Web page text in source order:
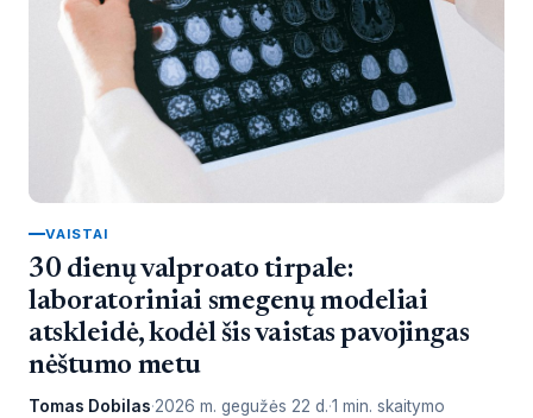
VAISTAI
30 dienų valproato tirpale:
laboratoriniai smegenų modeliai
atskleidė, kodėl šis vaistas pavojingas
nėštumo metu
Tomas Dobilas 2026 m. gegužės 22 d. 1 min. skaitymo